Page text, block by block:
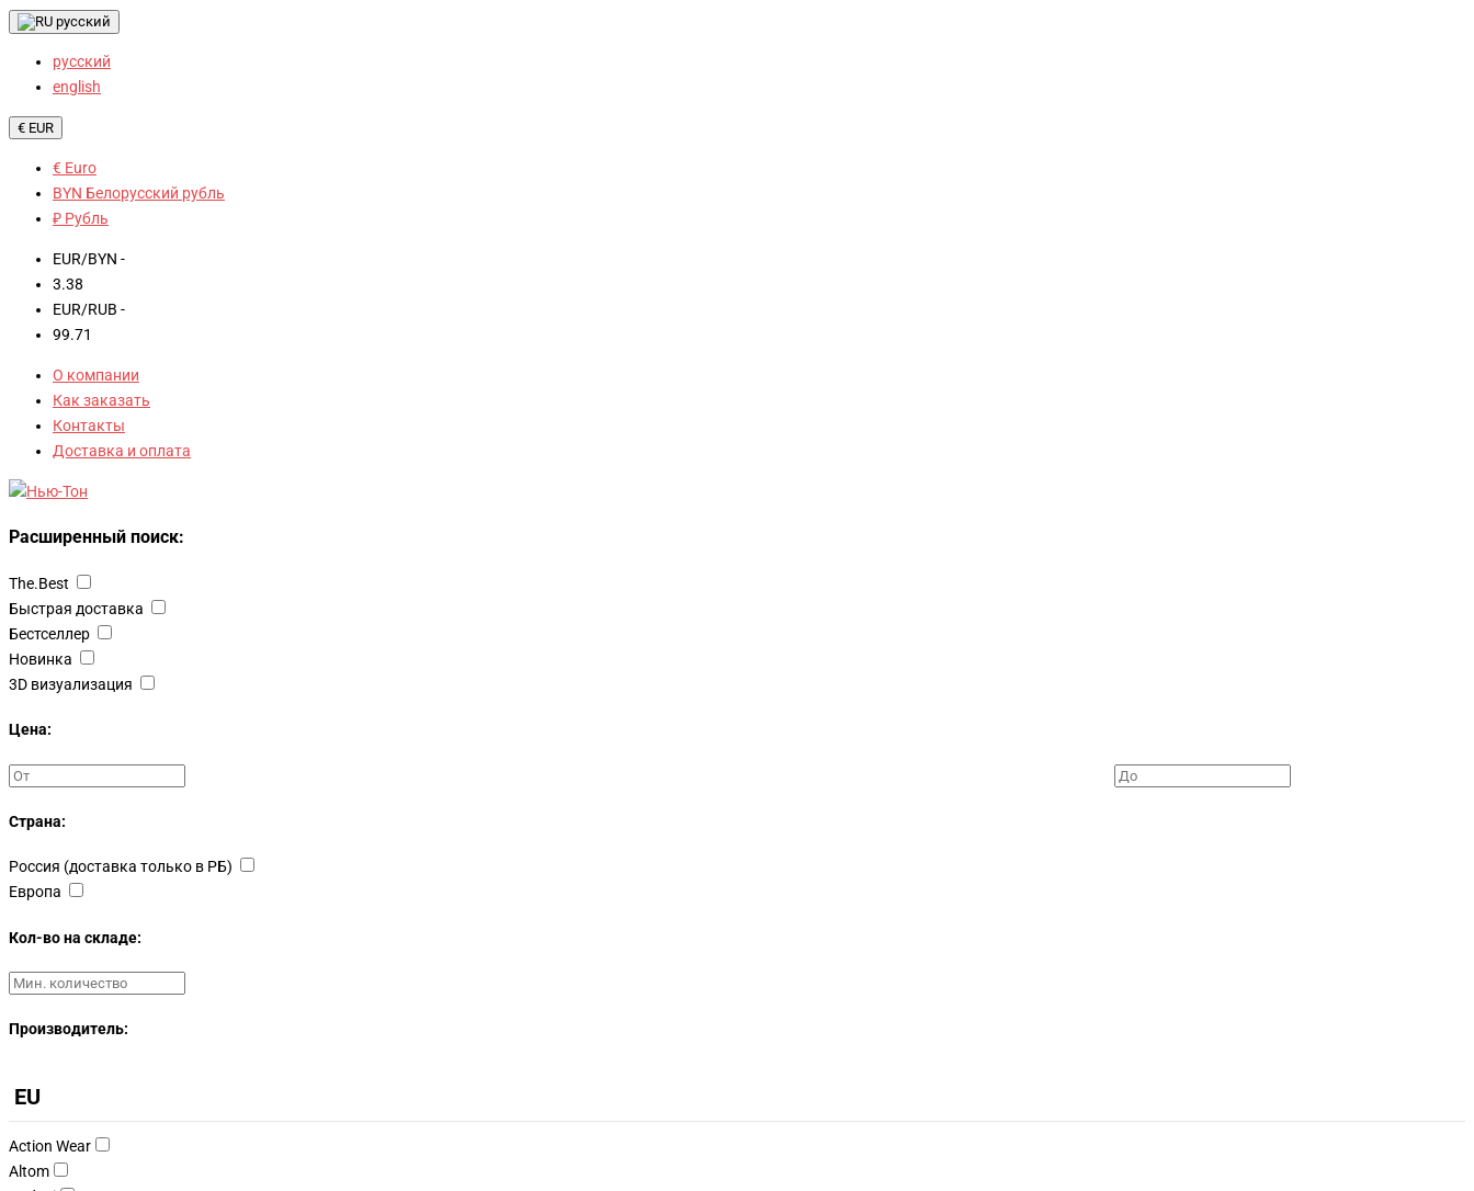
русский
русский
english
€ EUR
€ Euro
BYN Белорусский рубль
₽ Рубль
EUR/BYN -
3.38
EUR/RUB -
99.71
О компании
Как заказать
Контакты
Доставка и оплата
Расширенный поиск:
The.Best
Быстрая доставка
Бестселлер
Новинка
3D визуализация
Цена:
Страна:
Россия (доставка только в РБ)
Европа
Кол-во на складе:
Производитель:
EU
Action Wear
Altom